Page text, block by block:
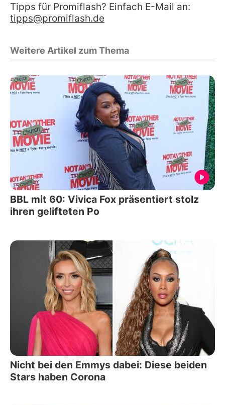
Tipps für Promiflash? Einfach E-Mail an:
tipps@promiflash.de
Weitere Artikel zum Thema
BBL mit 60: Vivica Fox präsentiert stolz
ihren gelifteten Po
Nicht bei den Emmys dabei: Diese beiden
Stars haben Corona